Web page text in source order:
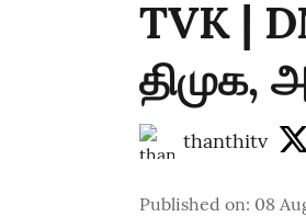
TVK |
திமுக,
thanthitv
Published on: 08